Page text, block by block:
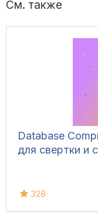
См. также
Database
для свертки и
328